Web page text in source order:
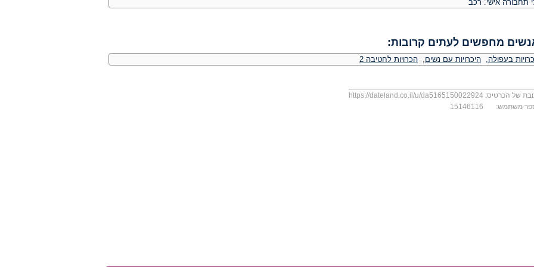
תחבורה אישי: רכב
מחפשים לעתים קרובות:
בעפולה, היכרויות עם נשים, הכרויות לחטיבה 2
של הכרטיס: https://dateland.co.il/u/da5165150022924
משתמש:
15146116